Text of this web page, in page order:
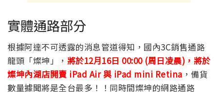
實體通路部分
根據阿達不可透露的消息管道得知，國內3C銷售通路
龍頭「燦坤」， 將於12月16日 00:00 (周日凌晨)，將於
燦坤內湖店開賣 iPad Air 與 iPad mini Retina ，備貨
數量據聞將是全台最多！！同時間燦坤的網路通路